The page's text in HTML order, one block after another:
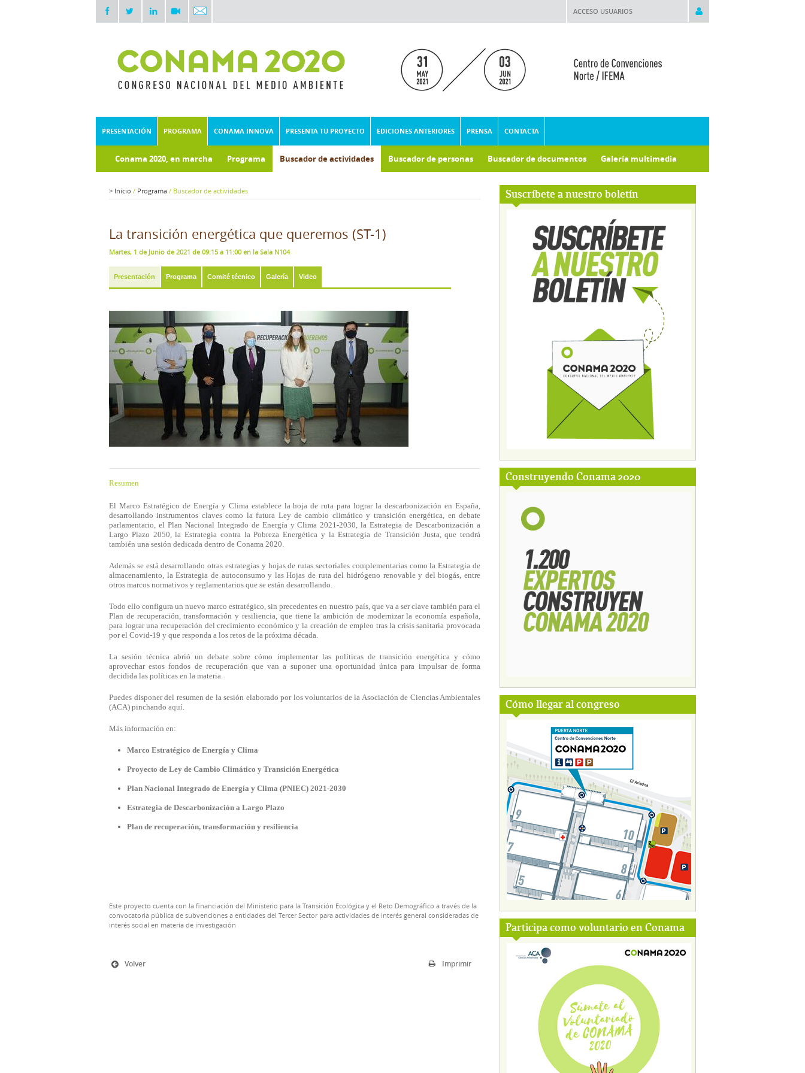
ACCESO USUARIOS
PRESENTACIÓN PROGRAMA CONAMA INNOVA PRESENTA TU PROYECTO EDICIONES ANTERIORES PRENSA CONTACTA
Conama 2020, en marcha Programa Buscador de actividades Buscador de personas Buscador de documentos Galería multimedia
Suscríbete a nuestro boletín
Construyendo Conama 2020
Cómo llegar al congreso
Participa como voluntario en Conama
> Inicio / Programa / Buscador de actividades
La transición energética que queremos (ST-1)
Martes, 1 de Junio de 2021 de 09:15 a 11:00 en la Sala N104
Presentación Programa Comité técnico Galería Video
Resumen
El Marco Estratégico de Energía y Clima establece la hoja de ruta para lograr la descarbonización en España,
desarrollando instrumentos claves como la futura Ley de cambio climático y transición energética, en debate
parlamentario, el Plan Nacional Integrado de Energía y Clima 2021-2030, la Estrategia de Descarbonización a
Largo Plazo 2050, la Estrategia contra la Pobreza Energética y la Estrategia de Transición Justa, que tendrá
también una sesión dedicada dentro de Conama 2020.
Además se está desarrollando otras estrategias y hojas de rutas sectoriales complementarias como la Estrategia de
almacenamiento, la Estrategia de autoconsumo y las Hojas de ruta del hidrógeno renovable y del biogás, entre
otros marcos normativos y reglamentarios que se están desarrollando.
Todo ello configura un nuevo marco estratégico, sin precedentes en nuestro país, que va a ser clave también para el
Plan de recuperación, transformación y resiliencia, que tiene la ambición de modernizar la economía española,
para lograr una recuperación del crecimiento económico y la creación de empleo tras la crisis sanitaria provocada
por el Covid-19 y que responda a los retos de la próxima década.
La sesión técnica abrió un debate sobre cómo implementar las políticas de transición energética y cómo
aprovechar estos fondos de recuperación que van a suponer una oportunidad única para impulsar de forma
decidida las políticas en la materia.
Puedes disponer del resumen de la sesión elaborado por los voluntarios de la Asociación de Ciencias Ambientales
(ACA) pinchando aquí.
Más información en:
Marco Estratégico de Energía y Clima
Proyecto de Ley de Cambio Climático y Transición Energética
Plan Nacional Integrado de Energía y Clima (PNIEC) 2021-2030
Estrategia de Descarbonización a Largo Plazo
Plan de recuperación, transformación y resiliencia
Este proyecto cuenta con la financiación del Ministerio para la Transición Ecológica y el Reto Demográfico a través de la
convocatoria pública de subvenciones a entidades del Tercer Sector para actividades de interés general consideradas de
interés social en materia de investigación
Imprimir
Volver